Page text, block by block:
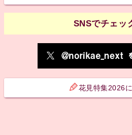
SNSでチェッ
花見特集2026